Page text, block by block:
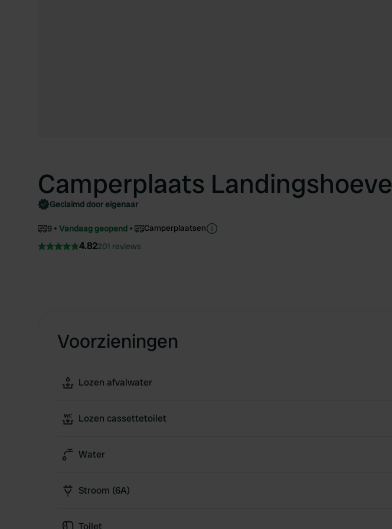
Camperplaats Landingshoeve
Geclaimd door eigenaar
9 Vandaag geopend Camperplaatsen
4.82201 reviews
Voorzieningen
Lozen afvalwater
Lozen cassettetoilet
Water
Stroom (6A)
Toilet